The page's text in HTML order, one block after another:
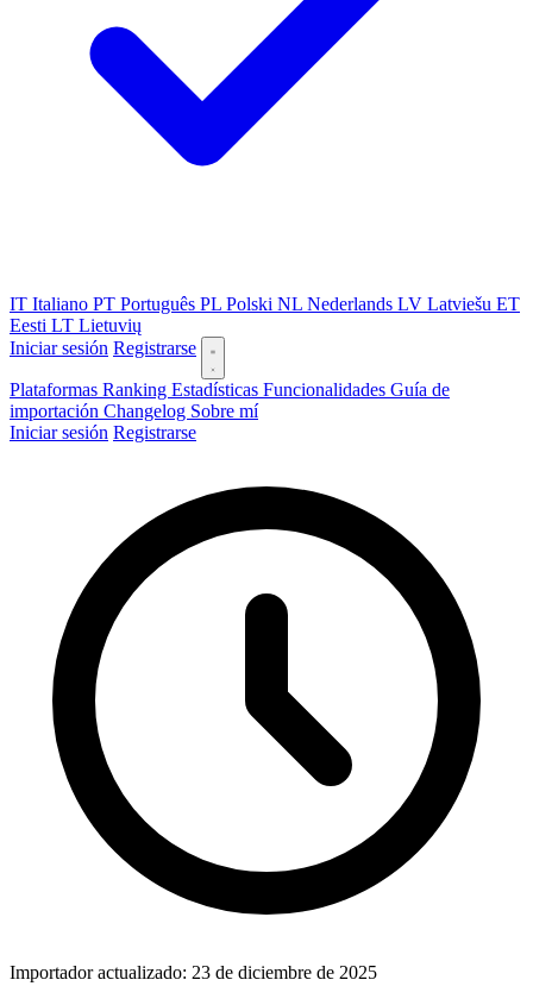
IT Italiano PT Português PL Polski NL Nederlands LV Latviešu ET
Eesti LT Lietuvių
Iniciar sesión Registrarse
Plataformas Ranking Estadísticas Funcionalidades Guía de
importación Changelog Sobre mí
Iniciar sesión Registrarse
Importador actualizado: 23 de diciembre de 2025